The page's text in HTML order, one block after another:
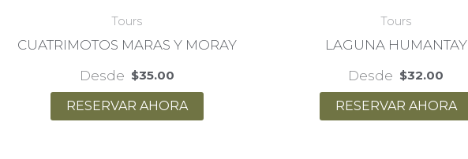
Tours
CUATRIMOTOS MARAS Y MORAY
Desde $35.00
RESERVAR AHORA
Tours
LAGUNA HUMANTAY
Desde $32.00
RESERVAR AHORA